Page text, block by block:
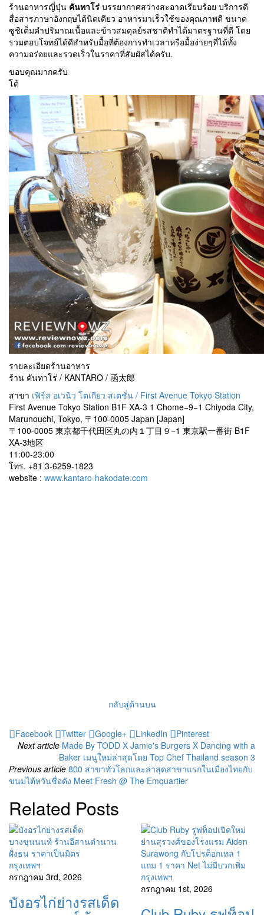
ร้านอาหารญี่ปุ่น คันทาโร่ บรรยากาศสว่างสะอาดเรียบร้อย บริการดี
สื่อสารภาษาอังกฤษได้นิดเดียว อาหารมาเร็วใช้ของคุณภาพดี ขนาด
ซูชิเต็มคำปริมาณเนื้อและข้าวสมดุลย์รสชาติทำได้มาตรฐานที่ดี โดย
รวมตอบโจทย์ได้ดีสำหรับมื้อที่ต้องการทำเวลาหรือมื้อง่ายๆที่ได้ทั้ง
ความอร่อยและรวดเร็วในราคาที่สัมผัสได้ครับ.
ขอบคุณมากครับ
โด้
รายละเอียดร้านอาหาร
ร้าน คันทาโร่ / KANTARO / 函太郎
สาขา เฟิร์ส อเวนิว โตเกียว สเตชั่น / First Avenue Tokyo Station
First Avenue Tokyo Station B1F XA-3 1 Chome−9−1 Chiyoda City,
Marunouchi, Tokyo, 〒100-0005 Japan [Japan]
〒100-0005 東京都千代田区丸の内１丁目９−1 東京駅一番街 B1F
XA-3地区
11:00-23:00
โทร. +81 3-6259-1823
website : www.kantaro-hakodate.com
กลับสู่ด้านบน
Facebook Twitter Google+ LinkedIn
Pinterest
Next article Made By TODD X Jamie's Burgers X Dancing with a
Baker เมนูใหม่ล่าสุดโดย Top Chef Thailand season 3
Previous article 800 สาขาทั่วโลกและล่าสุดสาขาแรกในเมืองไทยกับ
ขนมไต้หวันชื่อดัง Meet Fresh @ The Emquartier
Related Posts
กรุงเทพฯ
กรกฎาคม 3rd, 2026
บังอรไก่ย่างรสเด็ด
กรุงเทพฯ
กรกฎาคม 1st, 2026